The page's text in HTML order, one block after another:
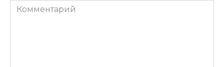
Комментарий